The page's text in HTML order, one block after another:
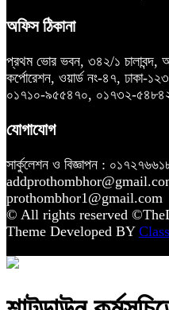
অফিস ঠিকানা
প্রথম ভোর ভবন, ৩৪২/১ চালাবন্দ,
কর্পোরেশন, ওয়ার্ড নং-৪৭, ঢাকা-
০১৭১০-৯৫৫৪৭০, ০১৭৩২-
যোগাযোগ
সার্কুলেশন ও বিজ্ঞাপন :
prothombhor1@gmail.com
© All rights reserved
Theme Developed BY